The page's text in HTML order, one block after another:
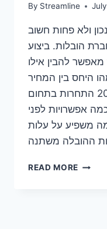
By Streamline
ולא פחות חשוב
הובלות. ביצוע
להבין אילו
היחס בין המחיר
לבין איכות השירות. בשנת 2026 התחרות בתחום
אפשרויות לפני
משפיע על עלות
READ MORE השוואת